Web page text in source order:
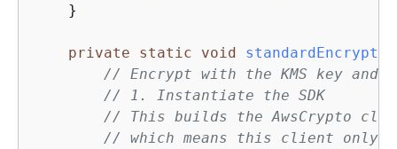
    }
private static void standardEncrypt
// Encrypt with the KMS key and
// 1. Instantiate the SDK
// This builds the AwsCrypto
// which means this client only